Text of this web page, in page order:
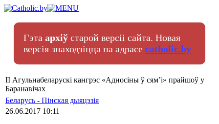
Гэта архіў старой версіі сайта. Новая
версія знаходзіцца па адрасе catholic.by
ІІ Агульнабеларускі кангрэс «Адносіны ў сям’і» прайшоў у
Баранавічах
Беларусь - Пінская дыяцэзія
26.06.2017 10:11